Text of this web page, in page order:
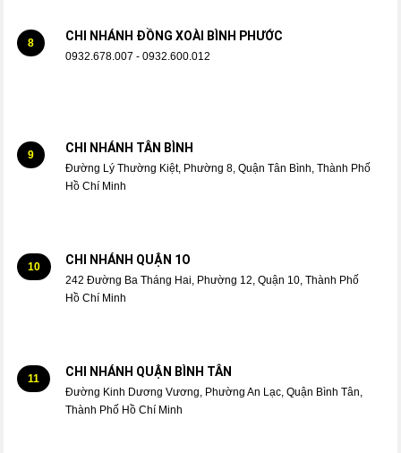
8 CHI NHÁNH ĐỒNG XOÀI BÌNH PHƯỚC
0932.678.007 - 0932.600.012
9 CHI NHÁNH TÂN BÌNH
Đường Lý Thường Kiệt, Phường 8, Quận Tân Bình, Thành Phố
Hồ Chí Minh
10 CHI NHÁNH QUẬN 1O
242 Đường Ba Tháng Hai, Phường 12, Quận 10, Thành Phố
Hồ Chí Minh
11 CHI NHÁNH QUẬN BÌNH TÂN
Đường Kinh Dương Vương, Phường An Lạc, Quận Bình Tân,
Thành Phố Hồ Chí Minh